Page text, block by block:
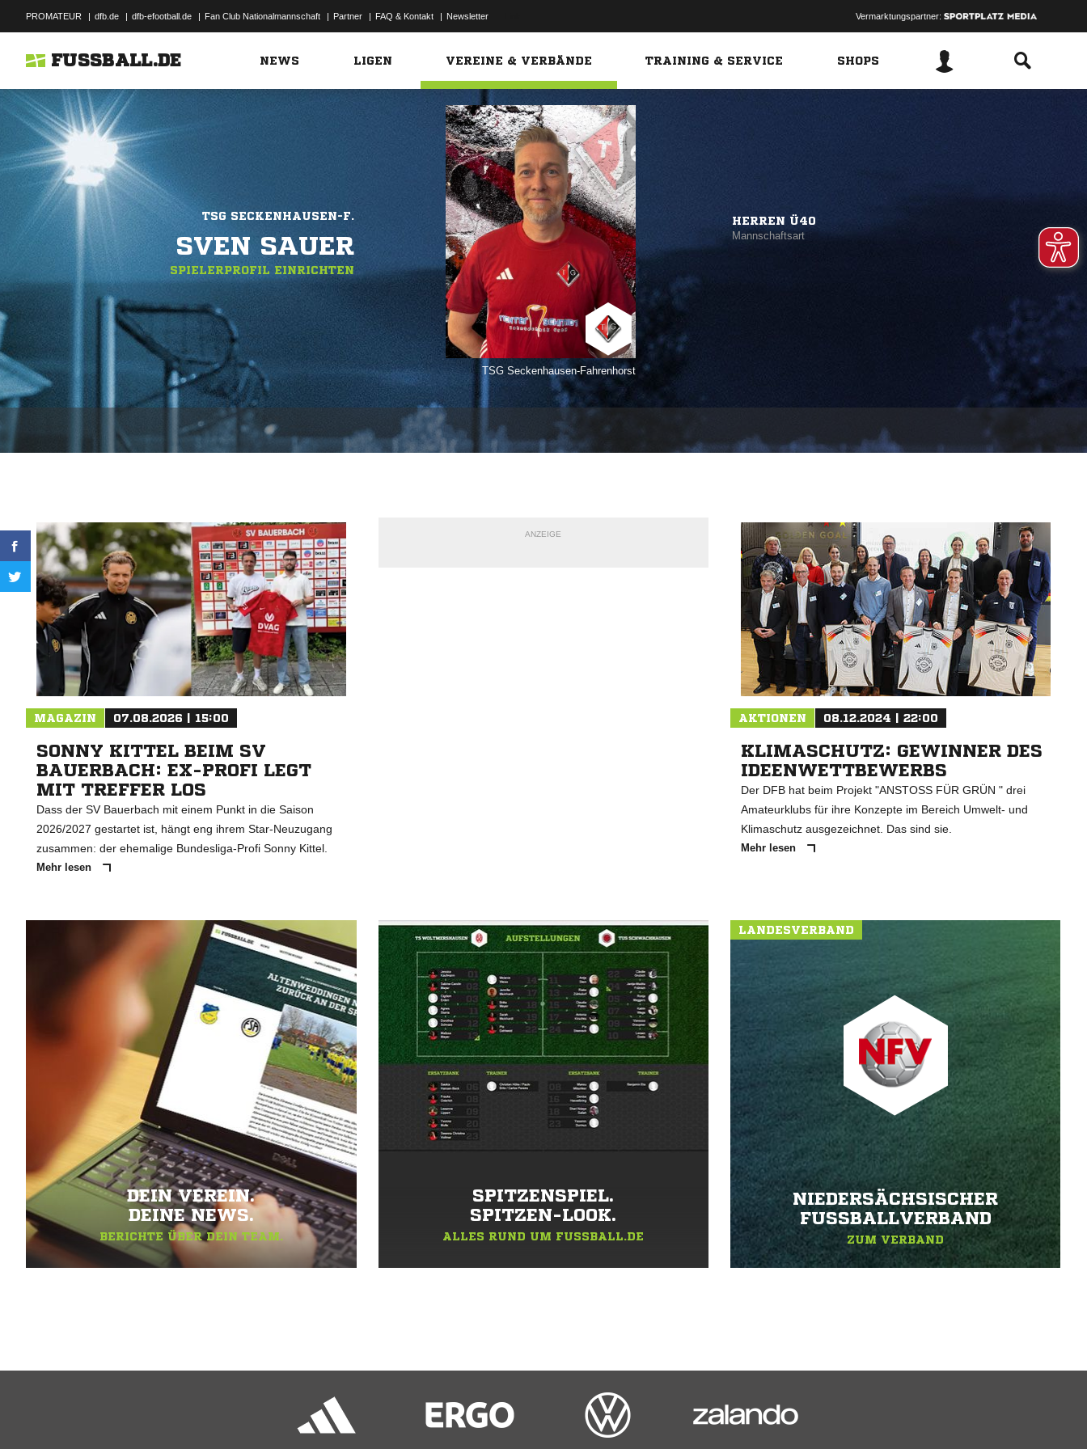
PROMATEUR | dfb.de | dfb-efootball.de | Fan Club Nationalmannschaft | Partner | FAQ & Kontakt | Newsletter Vermarktungspartner:
FUSSBALL.DE NEWS LIGEN VEREINE & VERBÄNDE TRAINING & SERVICE SHOPS
TSG SECKENHAUSEN-F.
SVEN SAUER
TSG Seckenhausen-Fahrenhorst
SPIELERPROFIL EINRICHTEN
HERREN Ü40
Mannschaftsart
MAGAZIN 07.08.2026 | 15:00
SONNY KITTEL BEIM SV
BAUERBACH: EX-PROFI LEGT
MIT TREFFER LOS
Dass der SV Bauerbach mit einem Punkt in die Saison
2026/2027 gestartet ist, hängt eng ihrem Star-Neuzugang
zusammen: der ehemalige Bundesliga-Profi Sonny Kittel.
Mehr lesen
ANZEIGE
AKTIONEN 08.12.2024 | 22:00
KLIMASCHUTZ: GEWINNER DES
IDEENWETTBEWERBS
Der DFB hat beim Projekt "ANSTOSS FÜR GRÜN " drei
Amateurklubs für ihre Konzepte im Bereich Umwelt- und
Klimaschutz ausgezeichnet. Das sind sie.
Mehr lesen
DEIN VEREIN.
DEINE NEWS.
BERICHTE ÜBER DEIN TEAM.
SPITZENSPIEL.
SPITZEN-LOOK.
ALLES RUND UM FUSSBALL.DE
LANDESVERBAND
NIEDERSÄCHSISCHER
FUSSBALLVERBAND
ZUM VERBAND